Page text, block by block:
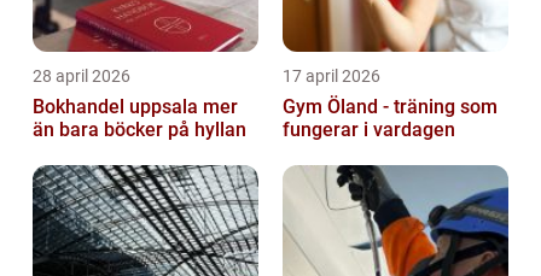
28 april 2026
Bokhandel uppsala mer
än bara böcker på hyllan
17 april 2026
Gym Öland - träning som
fungerar i vardagen